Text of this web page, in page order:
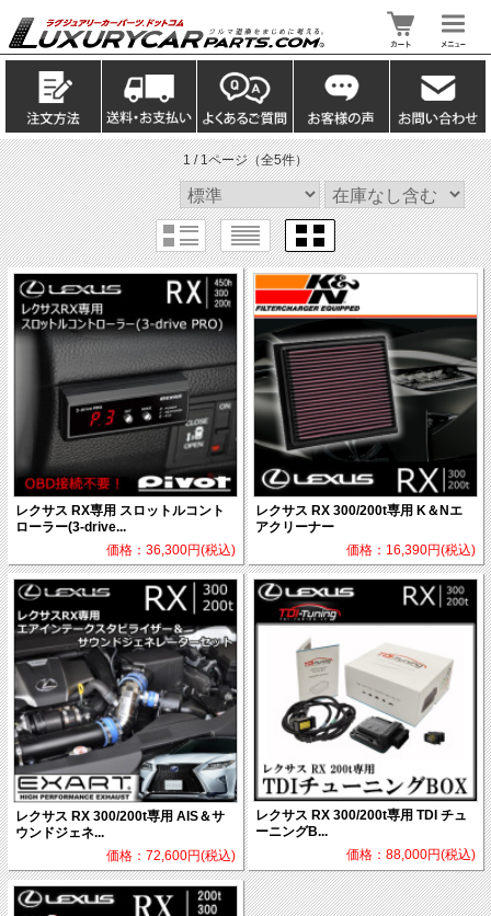
1 / 1ページ（全5件）
レクサス RX専用 スロットルコント
ローラー(3-drive...
価格：36,300円(税込)
レクサス RX 300/200t専用 K＆Nエ
アクリーナー
価格：16,390円(税込)
レクサス RX 300/200t専用 AIS＆サ
ウンドジェネ...
価格：72,600円(税込)
レクサス RX 300/200t専用 TDI チュ
ーニングB...
価格：88,000円(税込)